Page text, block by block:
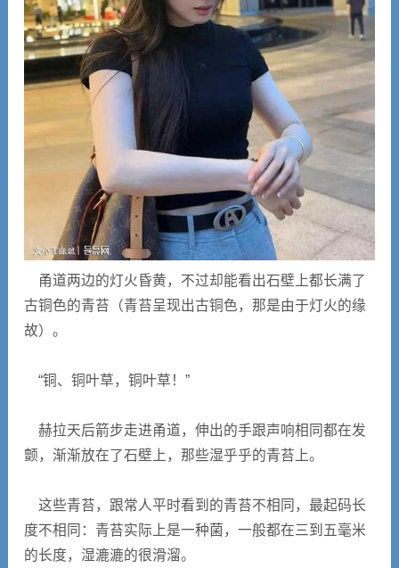
甬道两边的灯火昏黄，不过却能看出石壁上都长满了
古铜色的青苔（青苔呈现出古铜色，那是由于灯火的缘
故）。
“铜、铜叶草，铜叶草！”
赫拉天后箭步走进甬道，伸出的手跟声响相同都在发
颤，渐渐放在了石壁上，那些湿乎乎的青苔上。
这些青苔，跟常人平时看到的青苔不相同，最起码长
度不相同：青苔实际上是一种菌，一般都在三到五毫米
的长度，湿漉漉的很滑溜。